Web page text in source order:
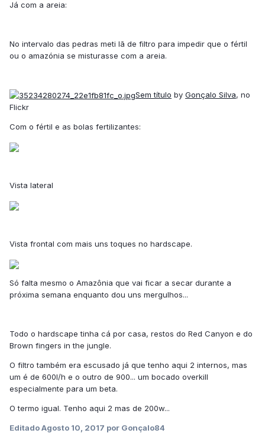
Já com a areia:
No intervalo das pedras meti lã de filtro para impedir que o fértil
ou o amazónia se misturasse com a areia.
Sem título by Gonçalo Silva, no
Flickr
Com o fértil e as bolas fertilizantes:
Vista lateral
Vista frontal com mais uns toques no hardscape.
Só falta mesmo o Amazônia que vai ficar a secar durante a
próxima semana enquanto dou uns mergulhos...
Todo o hardscape tinha cá por casa, restos do Red Canyon e do
Brown fingers in the jungle.
O filtro também era escusado já que tenho aqui 2 internos, mas
um é de 600l/h e o outro de 900... um bocado overkill
especialmente para um beta.
O termo igual. Tenho aqui 2 mas de 200w...
EditadoAgosto 10, 2017 por Gonçalo84